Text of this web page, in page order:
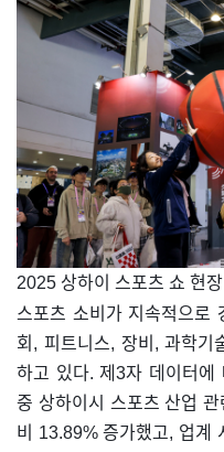
​2025 상하이 스포츠 쇼 현
스포츠 소비가 지속적으로
회, 피트니스, 장비, 과학기
하고 있다. 제3자 데이터에
중 상하이시 스포츠 산업
비 13.89% 증가했고, 업계